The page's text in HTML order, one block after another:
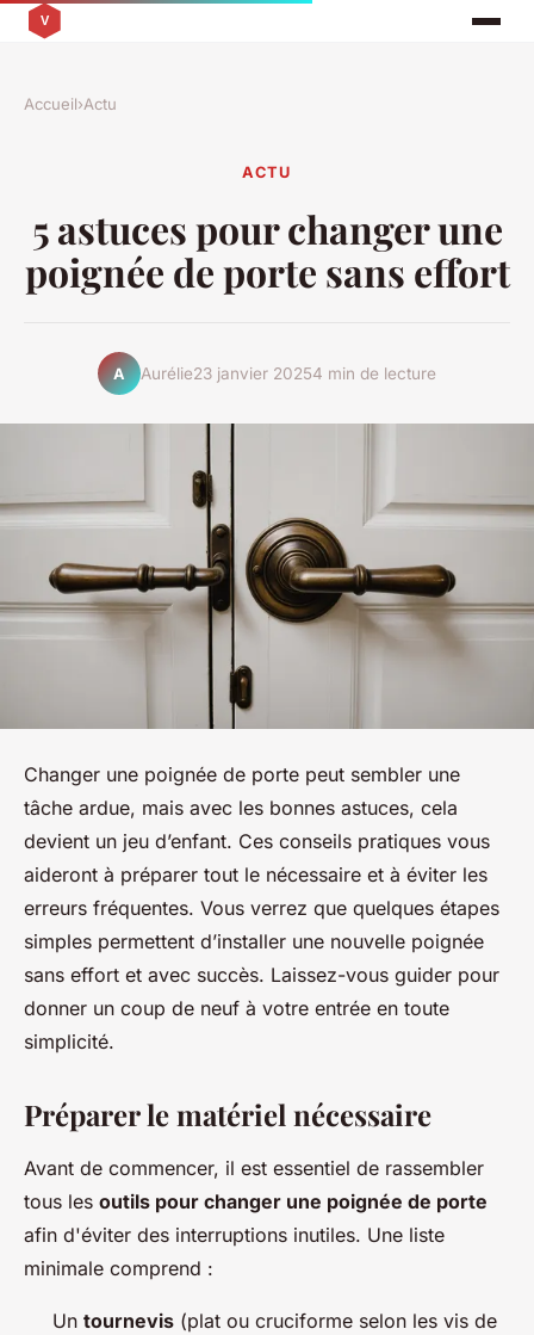
Accueil›Actu
ACTU
5 astuces pour changer une
poignée de porte sans effort
A Aurélie23 janvier 20254 min de lecture
Changer une poignée de porte peut sembler une
tâche ardue, mais avec les bonnes astuces, cela
devient un jeu d’enfant. Ces conseils pratiques vous
aideront à préparer tout le nécessaire et à éviter les
erreurs fréquentes. Vous verrez que quelques étapes
simples permettent d’installer une nouvelle poignée
sans effort et avec succès. Laissez-vous guider pour
donner un coup de neuf à votre entrée en toute
simplicité.
Préparer le matériel nécessaire
Avant de commencer, il est essentiel de rassembler
tous les outils pour changer une poignée de porte
afin d'éviter des interruptions inutiles. Une liste
minimale comprend :
Un tournevis (plat ou cruciforme selon les vis de